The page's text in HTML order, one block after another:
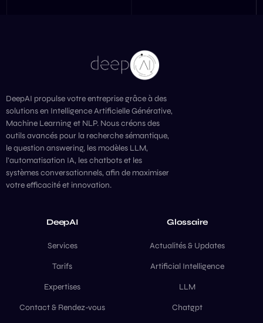
DeepAI propulse votre entreprise grâce à des
solutions en Intelligence Artificielle Générative,
Machine Learning et NLP. Nous créons des
outils avancés pour la recherche sémantique,
le question answering, les modèles LLM,
l’automatisation IA, les chatbots et les
systèmes conversationnels, afin de maximiser
votre efficacité et innovation.
DeepAI
Services
Tarifs
Expertises
Contact & Rendez-vous
Glossaire
Actualités & Updates
Artificial Intelligence
LLM
Chatgpt